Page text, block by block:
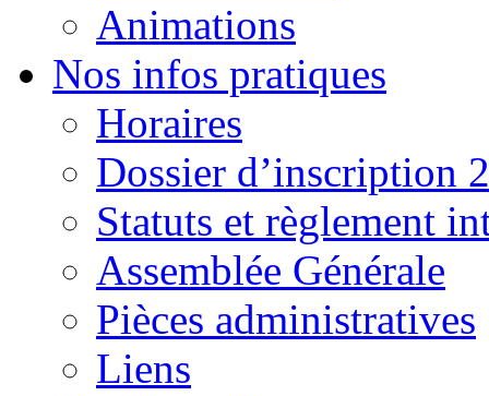
Animations
Nos infos pratiques
Horaires
Dossier d’inscription
Statuts et règlement
Assemblée Générale
Pièces administratives
Liens